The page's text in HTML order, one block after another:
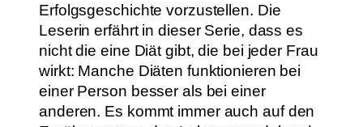
Erfolgsgeschichte vorzustellen. Die
Leserin erfährt in dieser Serie, dass es
nicht die eine Diät gibt, die bei jeder Frau
wirkt: Manche Diäten funktionieren bei
einer Person besser als bei einer
anderen. Es kommt immer auch auf den